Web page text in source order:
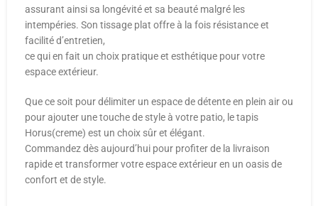
assurant ainsi sa longévité et sa beauté malgré les
intempéries. Son tissage plat offre à la fois résistance et
facilité d’entretien,
ce qui en fait un choix pratique et esthétique pour votre
espace extérieur.
Que ce soit pour délimiter un espace de détente en plein air ou
pour ajouter une touche de style à votre patio, le tapis
Horus(creme) est un choix sûr et élégant.
Commandez dès aujourd’hui pour profiter de la livraison
rapide et transformer votre espace extérieur en un oasis de
confort et de style.